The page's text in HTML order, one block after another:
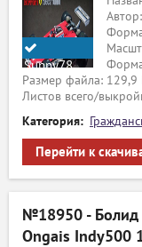
Sunny78
Автор:
Размер файла: 129,9
Листов всего/
Категория:
Перейти к
№18950 - Болид
Ongais Indy500